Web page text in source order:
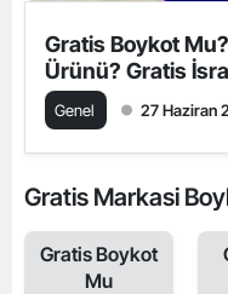
Gratis Boykot
Ürünü? Gratis
Genel 27 Haziran
Gratis Markasi
Gratis Boykot
Mu